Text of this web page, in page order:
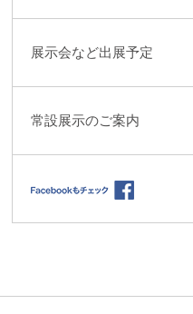
展示会など出展予定
常設展示のご案内